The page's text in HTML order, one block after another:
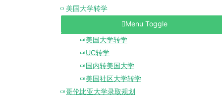
美国大学转学
Menu Toggle
美国大学转学
UC转学
国内转美国大学
美国社区大学转学
哥伦比亚大学录取规划